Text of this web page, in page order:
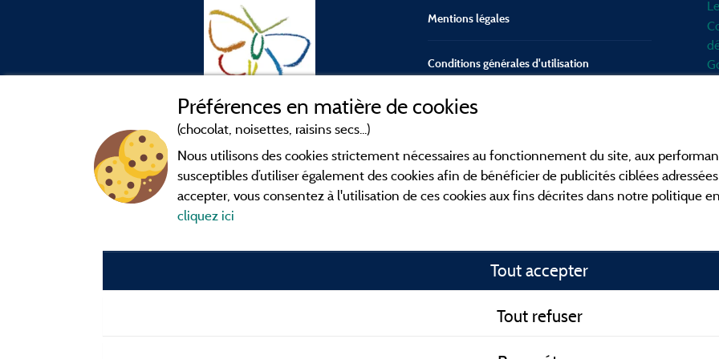
Mentions légales
Conditions générales d'utilisation
Contact
CGV
Préférences en matière de cookies
(chocolat, noisettes, raisins secs...)
Nous utilisons des cookies strictement nécessaires au fonctionnement du site, aux
susceptibles d’utiliser également des cookies afin de bénéficier de publicités ciblées
accepter, vous consentez à l'utilisation de ces cookies aux fins décrites dans notre politique
cliquez ici
Tout accepter
Tout refuser